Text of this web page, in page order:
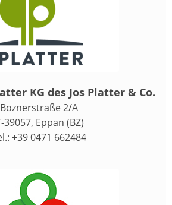
KG des Jos Platter & Co.
Boznerstraße 2/A
39057, Eppan (BZ)
+39 0471 662484